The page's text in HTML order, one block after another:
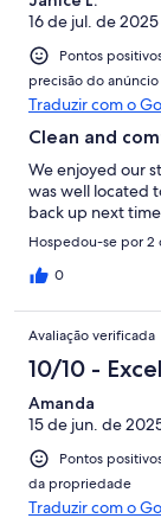
16 de jul. de 2025
Pontos
precisão do anúncio
Traduzir com o
Clean and
We enjoyed our
was well located
back up next
Hospedou-se por 2
0
Avaliação verificada
10/10 -
Amanda
15 de jun. de
Pontos
da propriedade
Traduzir com o